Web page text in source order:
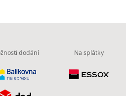
dodání Na splátky